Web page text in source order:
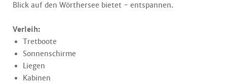
Blick auf den Wörthersee bietet - entspannen.
Verleih:
Tretboote
Sonnenschirme
Liegen
Kabinen